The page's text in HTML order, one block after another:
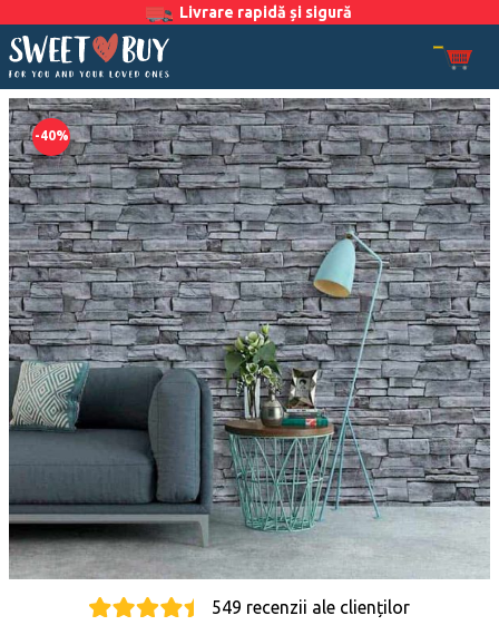
Livrare rapidă și sigură
-40%
549 recenzii ale clienților